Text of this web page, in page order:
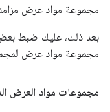
مجموعة مواد عرض مزامنة
بعد ذلك، عليك ضبط بعض
مجموعة مواد عرض
مجموعات مواد العرض